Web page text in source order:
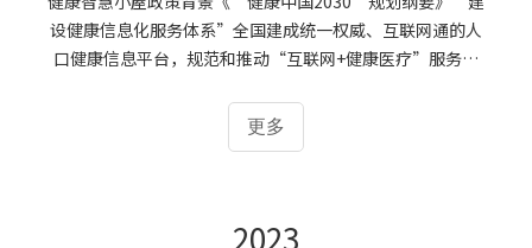
设健康信息化服务体系”全国建成统一权威、互联网通的人
口健康信息平台，规范和推动“互联网+健康医疗”服务，
预防、治疗、康复和健康管理 一体化的国民健康信息服务。
健康小屋介绍“健康小屋”是指把健康体检一体机整合在一
检测，分类管理的一种健康检查模式，该项目可以实现高血
更多
2023